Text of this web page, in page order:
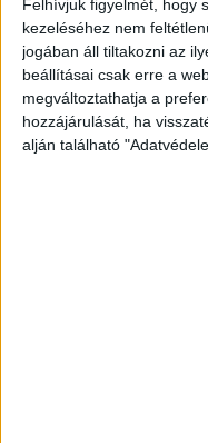
Felhívjuk figyelmét, hogy
kezeléséhez nem
jogában áll tiltakozni az
beállításai csak erre a
megváltoztathatja a
hozzájárulását, ha
alján található
és gyógyulnak. Az
mindeközben
indítottak és
Papa program
programja.A